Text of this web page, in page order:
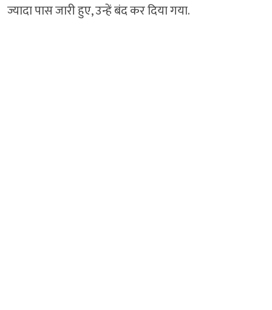
ज्यादा पास जारी हुए, उन्हें बंद कर दिया गया.